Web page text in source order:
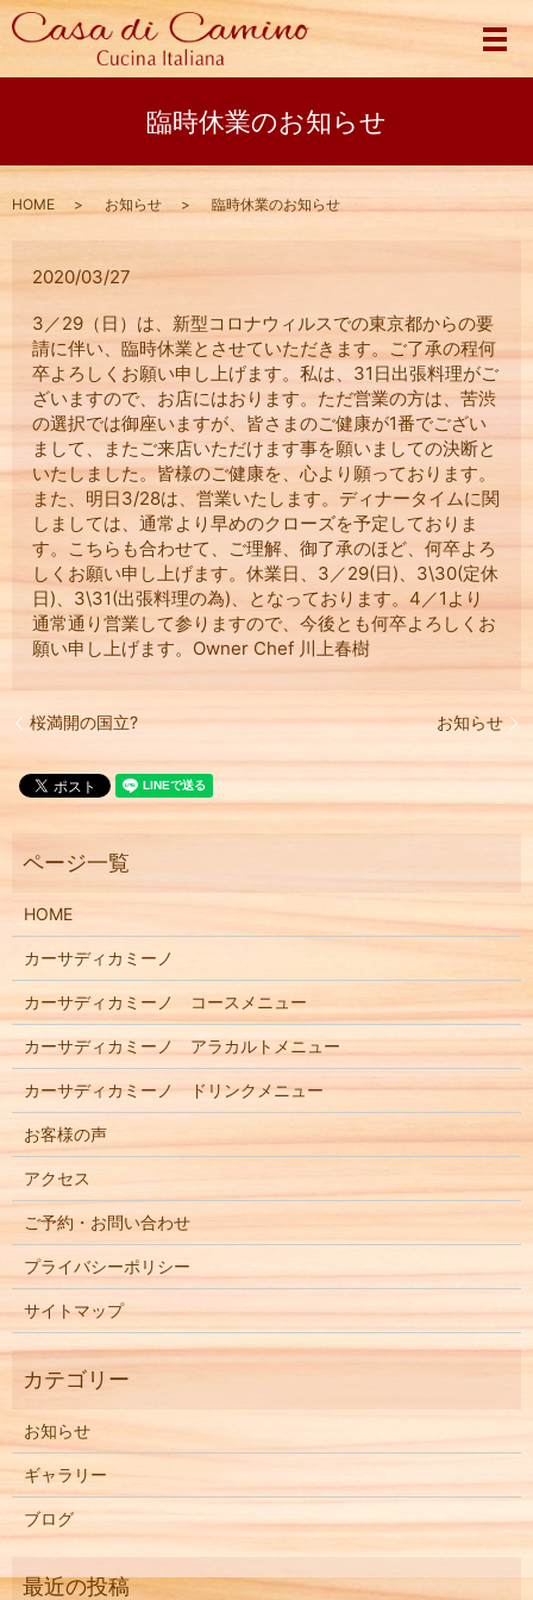
メ
臨時休業のお知らせ
HOME お知らせ 臨時休業のお知らせ
2020/03/27
3／29（日）は、新型コロナウィルスでの東京都からの要
請に伴い、臨時休業とさせていただきます。ご了承の程何
卒よろしくお願い申し上げます。私は、31日出張料理がご
ざいますので、お店にはおります。ただ営業の方は、苦渋
の選択では御座いますが、皆さまのご健康が1番でござい
まして、またご来店いただけます事を願いましての決断と
いたしました。皆様のご健康を、心より願っております。
また、明日3/28は、営業いたします。ディナータイムに関
しましては、通常より早めのクローズを予定しておりま
す。こちらも合わせて、ご理解、御了承のほど、何卒よろ
しくお願い申し上げます。休業日、3／29(日)、3\30(定休
日)、3\31(出張料理の為)、となっております。4／1より
通常通り営業して参りますので、今後とも何卒よろしくお
願い申し上げます。Owner Chef 川上春樹
桜満開の国立? お知らせ
HOME
カーサディカミーノ
カーサディカミーノ コースメニュー
カーサディカミーノ アラカルトメニュー
カーサディカミーノ ドリンクメニュー
お客様の声
アクセス
ご予約・お問い合わせ
プライバシーポリシー
サイトマップ
お知らせ
ギャラリー
ブログ